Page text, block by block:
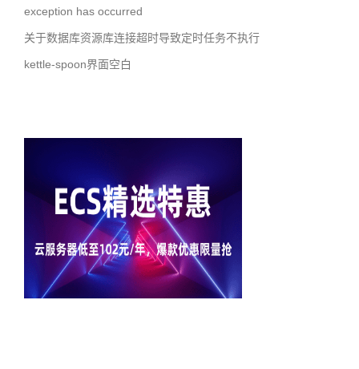
exception has occurred
关于数据库资源库连接超时导致定时任务不执行
kettle-spoon界面空白